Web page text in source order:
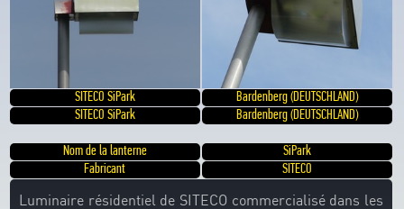
SITECO SiPark
Bardenberg (DEUTSCHLAND)
SITECO SiPark
Bardenberg (DEUTSCHLAND)
Nom de la lanterne
SiPark
Fabricant
SITECO
Luminaire résidentiel de SITECO commercialisé dans les